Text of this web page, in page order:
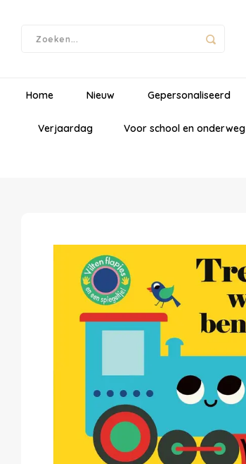
Home Nieuw Gepersonaliseerd
Verjaardag Voor school en onderweg